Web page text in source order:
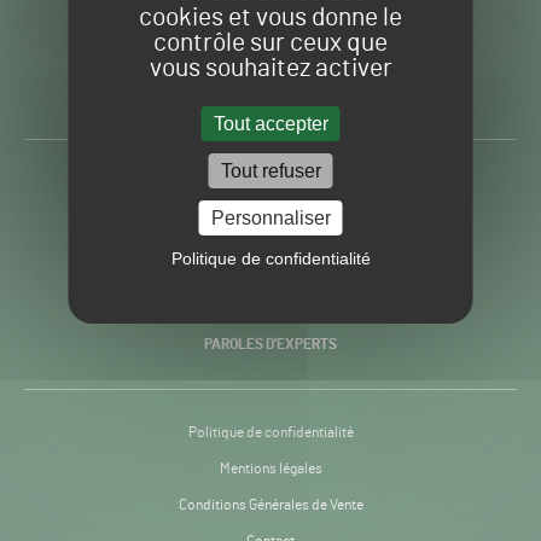
cookies et vous donne le
contrôle sur ceux que
vous souhaitez activer
Tout accepter
Tout refuser
Personnaliser
Politique de confidentialité
Gazon
Sport
H24
-
Toute l’info autour du
PRATIQUES
PAROLES D’EXPERTS
Politique de confidentialité
Mentions légales
Conditions Générales de Vente